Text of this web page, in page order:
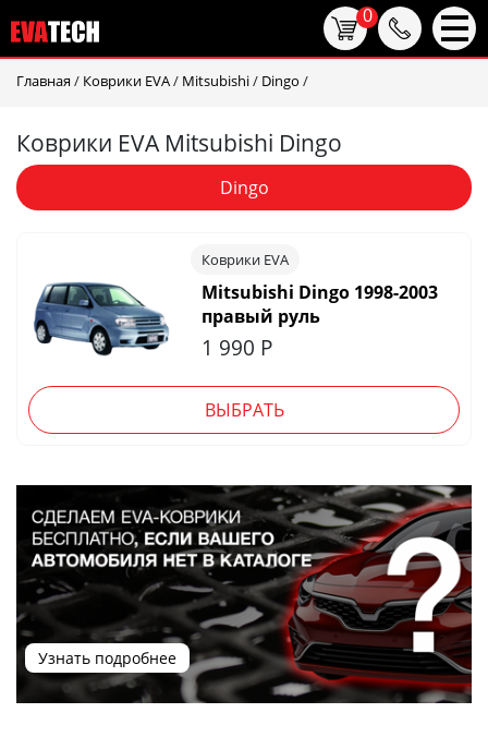
Главная / Коврики EVA/ Mitsubishi/ Dingo /
Коврики EVA Mitsubishi Dingo
Dingo
Коврики EVA
Mitsubishi Dingo 1998-2003
правый руль
1 990 Р
ВЫБРАТЬ
Узнать подробнее
0